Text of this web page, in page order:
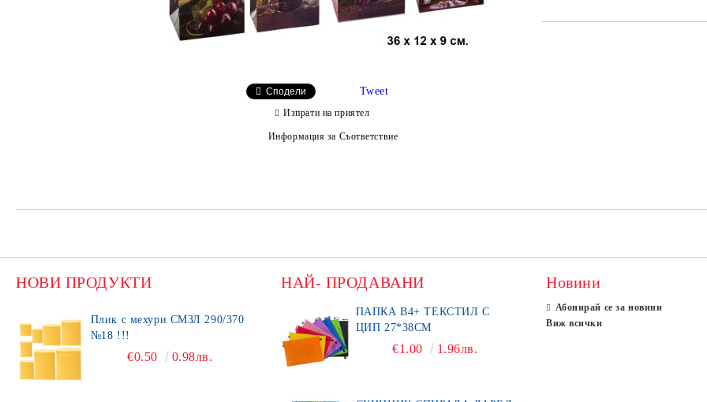
Сподели Tweet
Изпрати на приятел
Информация за Съответствие
НОВИ ПРОДУКТИ
Плик с мехури СМЗЛ 290/370
№18 !!!
€0.50 0.98лв.
НАЙ- ПРОДАВАНИ
ПАПКА В4+ ТЕКСТИЛ С
ЦИП 27*38СМ
€1.00 1.96лв.
Новини
Абонирай се за новини
Виж всички